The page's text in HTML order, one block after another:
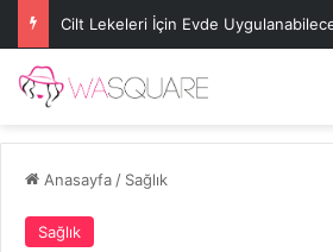
Cilt Lekeleri İçin Evde
Anasayfa/ Sağlık
Sağlık